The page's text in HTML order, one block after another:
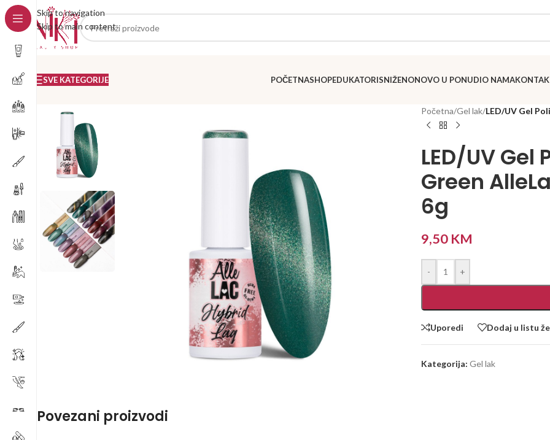
Skip to navigation
Skip to main content
SVE KATEGORIJE POČETNASHOPEDUKATORISNIŽENONOVO U PONUDIO NAMA
Početna/Gel lak/LED/UV Gel
LED/UV Gel
Green
6g
9,50 KM
- +
Uporedi Dodaj u listu
Kategorija: Gel lak
Povezani proizvodi